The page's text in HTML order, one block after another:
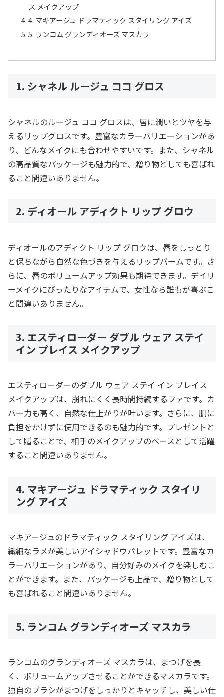
ス メイクアップ
4. マキアージュ ドラマティック スタイリング アイズ
5. ランコム グランディオーズ マスカラ
1. シャネル ルージュ ココ グロス
シャネルのルージュ ココ グロスは、唇に潤いとツヤを与
えるリップグロスです。豊富なカラーバリエーションがあ
り、どんなメイクにも合わせやすいです。また、シャネル
の高品質なパッケージも魅力的で、贈り物としても喜ばれ
ること間違いありません。
2. ディオール アディクト リップ グロウ
ディオールのアディクト リップ グロウは、唇をしっとり
と保ちながら自然な色づきを与えるリップバームです。さ
らに、唇のボリュームアップ効果も期待できます。デイリ
ーメイクにぴったりなアイテムで、女性なら誰もが喜ぶこ
と間違いありません。
3. エスティローダー ダブル ウェア ステイ
イン プレイス メイクアップ
エスティローダーのダブル ウェア ステイ イン プレイス
メイクアップは、崩れにくく長時間持続するファです。カ
バー力も高く、自然な仕上がりが叶います。さらに、肌に
負担をかけずに使用できるのも魅力的です。プレゼントと
して贈ることで、相手のメイクアップのベースとして活躍
すること間違いありません。
4. マキアージュ ドラマティック スタイリ
ング アイズ
マキアージュのドラマティック スタイリング アイズは、
繊細なラメが美しいアイシャドウパレットです。豊富なカ
ラーバリエーションがあり、自分好みのメイクを楽しむこ
とができます。また、パッケージも上品で、贈り物として
も喜ばれること間違いありません。
5. ランコム グランディオーズ マスカラ
ランコムのグランディオーズ マスカラは、まつげを長
く、ボリュームアップさせることができるマスカラです。
独自のブラシがまつげをしっかりとキャッチし、美しい仕